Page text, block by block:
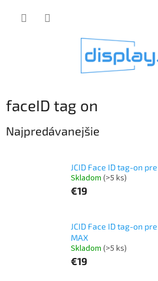
faceID tag on
Najpredávanejšie
JCID Face ID tag-on
Skladom (>5 ks)
€19
JCID Face ID tag-on
MAX
Skladom (>5 ks)
€19